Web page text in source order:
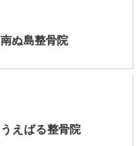
南ぬ島整骨院
うえばる整骨院